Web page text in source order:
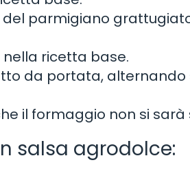
parmigiano
ricetta base.
da portata, alternando
il formaggio non si sarà
salsa agrodolce: